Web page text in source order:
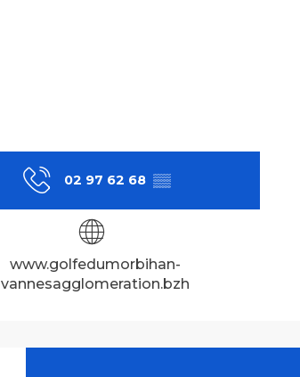
02 97 62 68 ▒▒
www.golfedumorbihan-
vannesagglomeration.bzh